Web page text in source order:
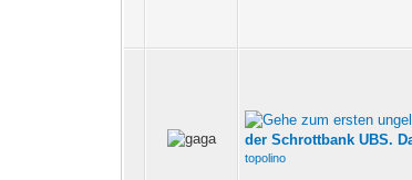
der Schrottbank UBS.
topolino